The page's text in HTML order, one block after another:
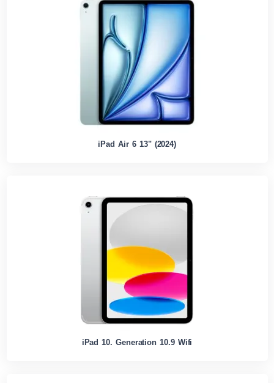
iPad Air 6 13" (2024)
iPad 10. Generation 10.9 Wifi